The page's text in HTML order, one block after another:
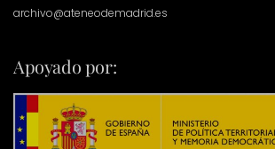
archivo@ateneodemadrid.es
Apoyado por: